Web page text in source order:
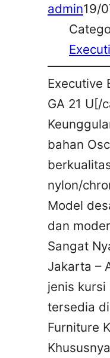
admin19/
Executive
GA 21 U[/
bahan
nylon/
Model
dan
Sangat
Jakarta –
jenis kursi
tersedia
Furniture